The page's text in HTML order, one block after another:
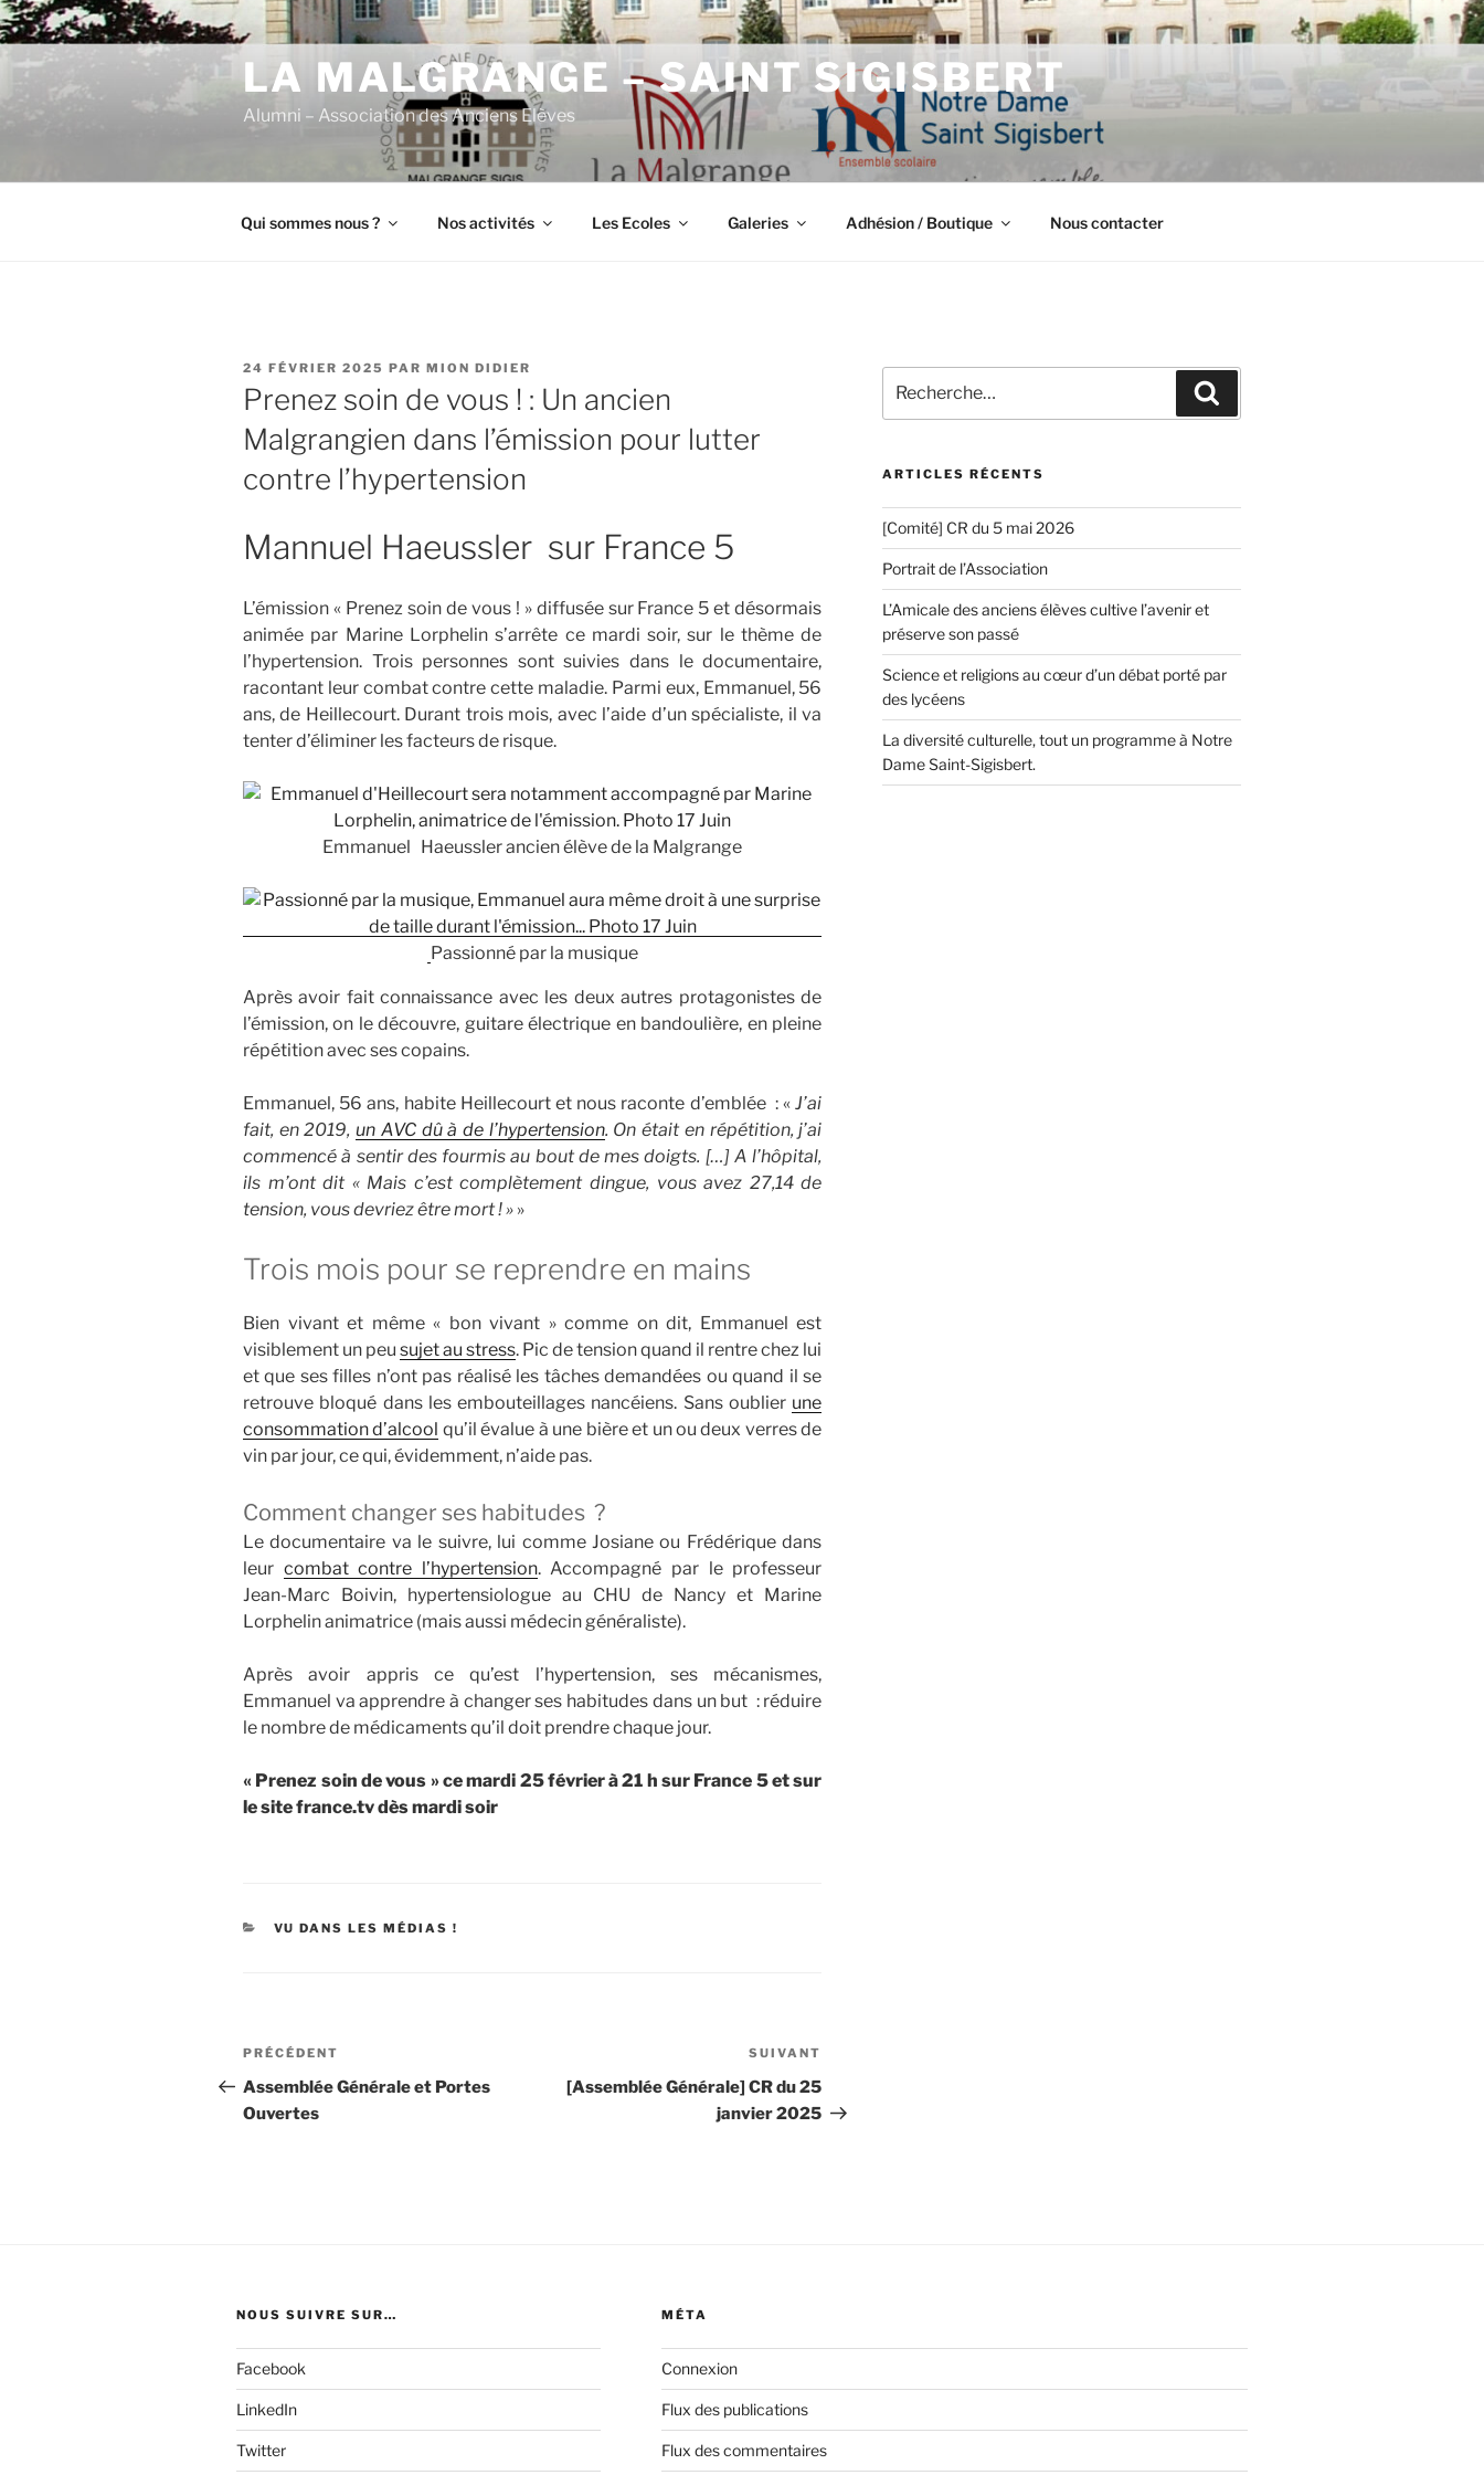
Aller
au
contenu
principal
LA MALGRANGE – SAINT SIGISBERT
Alumni – Association des Anciens Elèves
Qui sommes nous ? Nos activités Les Ecoles Galeries Adhésion / Boutique Nous contacter
PUBLIÉ
LE
24 FÉVRIER 2025 PAR MION DIDIER
Prenez soin de vous ! : Un ancien
Malgrangien dans l’émission pour lutter
contre l’hypertension
Mannuel Haeussler sur France 5
L’émission « Prenez soin de vous ! » diffusée sur France 5 et désormais
animée par Marine Lorphelin s’arrête ce mardi soir, sur le thème de
l’hypertension. Trois personnes sont suivies dans le documentaire,
racontant leur combat contre cette maladie. Parmi eux, Emmanuel, 56
ans, de Heillecourt. Durant trois mois, avec l’aide d’un spécialiste, il va
tenter d’éliminer les facteurs de risque.
Emmanuel Haeussler ancien élève de la Malgrange
Passionné par la musique
Après avoir fait connaissance avec les deux autres protagonistes de
l’émission, on le découvre, guitare électrique en bandoulière, en pleine
répétition avec ses copains.
Emmanuel, 56 ans, habite Heillecourt et nous raconte d’emblée : « J’ai
fait, en 2019,un AVC dû à de l’hypertension. On était en répétition, j’ai
commencé à sentir des fourmis au bout de mes doigts. […] A l’hôpital,
ils m’ont dit « Mais c’est complètement dingue, vous avez 27,14 de
tension, vous devriez être mort ! » »
Trois mois pour se reprendre en mains
Bien vivant et même « bon vivant » comme on dit, Emmanuel est
visiblement un peusujet au stress. Pic de tension quand il rentre chez lui
et que ses filles n’ont pas réalisé les tâches demandées ou quand il se
retrouve bloqué dans les embouteillages nancéiens. Sans oublier une
consommation d’alcool qu’il évalue à une bière et un ou deux verres de
vin par jour, ce qui, évidemment, n’aide pas.
Comment changer ses habitudes ?
Le documentaire va le suivre, lui comme Josiane ou Frédérique dans
leur combat contre l’hypertension. Accompagné par le professeur
Jean-Marc Boivin, hypertensiologue au CHU de Nancy et Marine
Lorphelin animatrice (mais aussi médecin généraliste).
Après avoir appris ce qu’est l’hypertension, ses mécanismes,
Emmanuel va apprendre à changer ses habitudes dans un but : réduire
le nombre de médicaments qu’il doit prendre chaque jour.
« Prenez soin de vous » ce mardi 25 février à 21 h sur France 5 et sur
le site france.tv dès mardi soir
CATÉGORIES
VU DANS LES MÉDIAS !
Navigation
de
l’article
Article
précédent
PRÉCÉDENT
Assemblée Générale et Portes
Ouvertes
suivant
SUIVANT
[Assemblée Générale] CR du 25
janvier 2025
pour
:
ARTICLES RÉCENTS
[Comité] CR du 5 mai 2026
Portrait de l’Association
L’Amicale des anciens élèves cultive l’avenir et
préserve son passé
Science et religions au cœur d’un débat porté par
des lycéens
La diversité culturelle, tout un programme à Notre
Dame Saint-Sigisbert.
NOUS SUIVRE SUR…
Facebook
LinkedIn
Twitter
MÉTA
Connexion
Flux des publications
Flux des commentaires